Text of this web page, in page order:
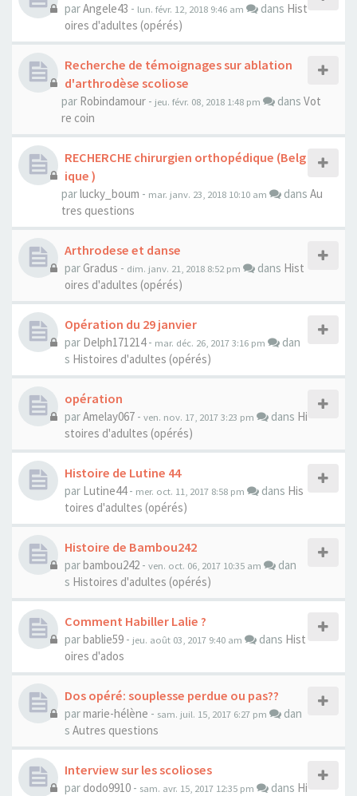
parAngele43 - lun. févr. 12, 2018 9:46 am dans Hist
oires d'adultes (opérés)
Recherche de témoignages sur ablation
d'arthrodèse scoliose
par Robindamour - jeu. févr. 08, 2018 1:48 pm dans Vot
re coin
RECHERCHE chirurgien orthopédique (Belg
ique )
parlucky_boum - mar. janv. 23, 2018 10:10 am dans Au
tres questions
Arthrodese et danse
par Gradus - dim. janv. 21, 2018 8:52 pm dans Hist
oires d'adultes (opérés)
Opération du 29 janvier
par Delph171214- mar. déc. 26, 2017 3:16 pm
dan
s Histoires d'adultes (opérés)
opération
parAmelay067 - ven. nov. 17, 2017 3:23 pm dans Hi
stoires d'adultes (opérés)
Histoire de Lutine 44
par Lutine44- mer. oct. 11, 2017 8:58 pm dans His
toires d'adultes (opérés)
Histoire de Bambou242
parbambou242 - ven. oct. 06, 2017 10:35 am
dan
s Histoires d'adultes (opérés)
Comment Habiller Lalie ?
parbablie59 - jeu. août 03, 2017 9:40 am dans Hist
oires d'ados
Dos opéré: souplesse perdue ou pas??
parmarie-hélène - sam. juil. 15, 2017 6:27 pm
dan
s Autres questions
Interview sur les scolioses
par dodo9910 - sam. avr. 15, 2017 12:35 pm dans Hi